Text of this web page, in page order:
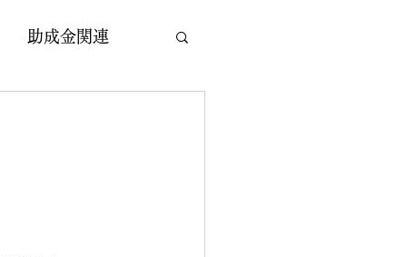
助成金関連